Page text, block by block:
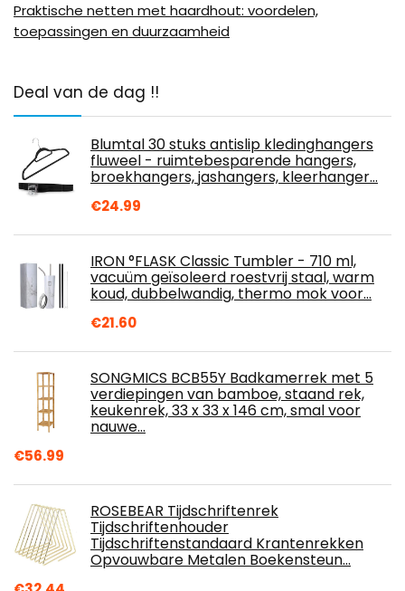
Praktische netten met haardhout: voordelen,
toepassingen en duurzaamheid
Deal van de dag !!
Blumtal 30 stuks antislip kledinghangers
fluweel - ruimtebesparende hangers,
broekhangers, jashangers, kleerhanger…
€24.99
IRON °FLASK Classic Tumbler - 710 ml,
vacuüm geïsoleerd roestvrij staal, warm
koud, dubbelwandig, thermo mok voor…
€21.60
SONGMICS BCB55Y Badkamerrek met 5
verdiepingen van bamboe, staand rek,
keukenrek, 33 x 33 x 146 cm, smal voor
nauwe…
€56.99
ROSEBEAR Tijdschriftenrek
Tijdschriftenhouder
Tijdschriftenstandaard Krantenrekken
Opvouwbare Metalen Boekensteun…